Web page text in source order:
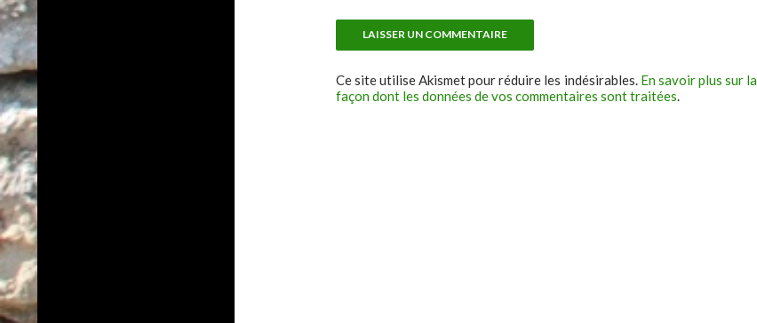
Ce site utilise Akismet pour réduire les indésirables. En savoir plus sur la
façon dont les données de vos commentaires sont traitées.